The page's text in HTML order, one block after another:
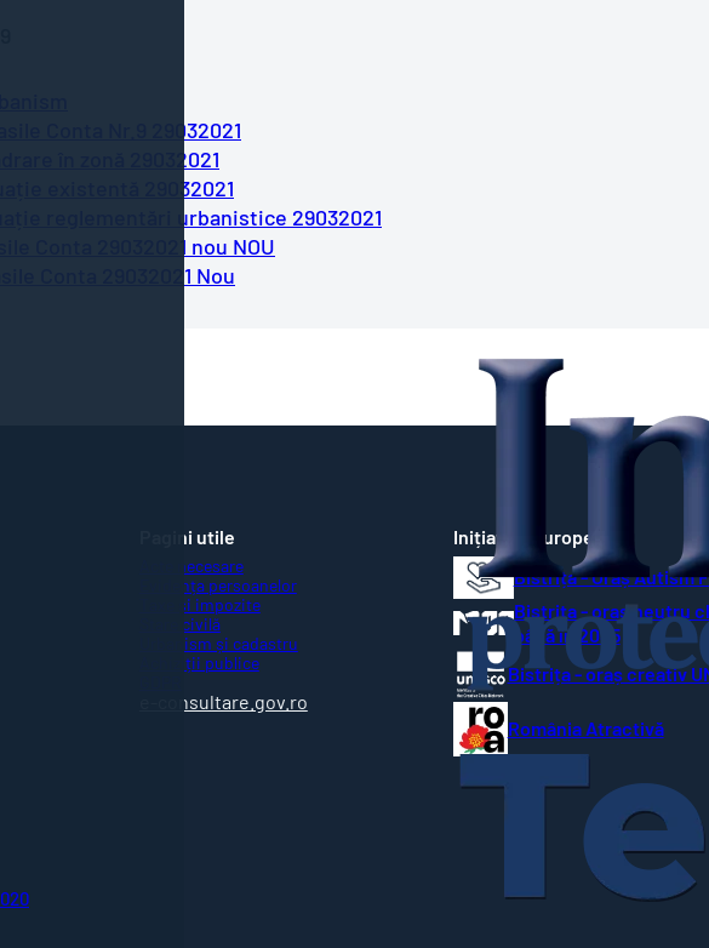
Conta Nr.9 29032021
în zonă 29032021
existentă 29032021
reglementări urbanistice 29032021
Conta 29032021 nou NOU
Conta 29032021 Nou
Pagini utile
Acte necesare
Evidența persoanelor
Taxe și impozite
Stare civilă
Urbanism și cadastru
Achiziții publice
e-consultare.gov.ro
Inițiative Europene
Bistrița - Oraș Autism
Bistrița - oraș neutru
până în 2035
Bistrița - oraș creativ
România Atractivă